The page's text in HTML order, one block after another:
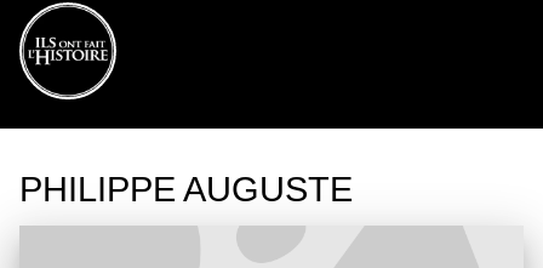
PHILIPPE AUGUSTE